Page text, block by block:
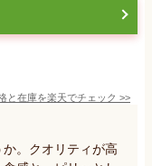
と在庫を楽天でチェック >>
。クオリティが高